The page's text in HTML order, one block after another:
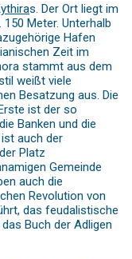
s. Der Ort liegt im
Meter. Unterhalb
Hafen
Zeit im
stammt aus dem
weißt viele
Besatzung aus. Die
ist der so
Banken und die
auch der
Platz
Gemeinde
auch die
Revolution von
das feudalistische
Buch der Adligen